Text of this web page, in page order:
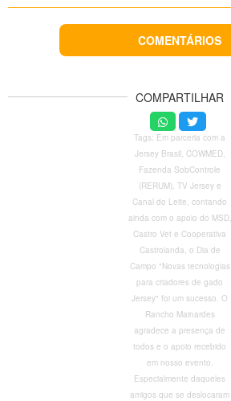
COMENTÁRIOS
COMPARTILHAR
Tags: Em parceria com a
Jersey Brasil, COWMED,
Fazenda SobControle
(RERUM), TV Jersey e
Canal do Leite, contando
ainda com o apoio do MSD,
Castro Vet e Cooperativa
Castrolanda, o Dia de
Campo "Novas tecnologias
para criadores de gado
Jersey" foi um sucesso. O
Rancho Mainardes
agradece a presença de
todos e o apoio recebido
em nosso evento.
Especialmente daqueles
amigos que se deslocaram